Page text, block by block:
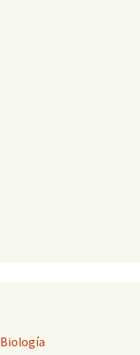
Biología